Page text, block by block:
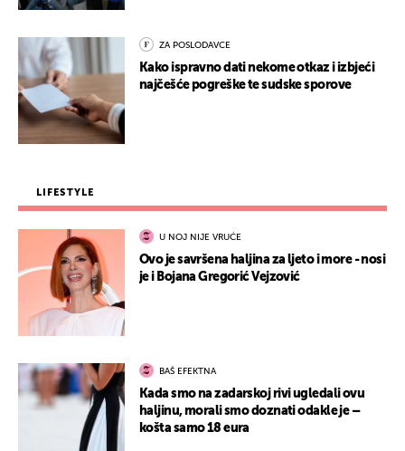
ZA POSLODAVCE
Kako ispravno dati nekome otkaz i izbjeći
najčešće pogreške te sudske sporove
LIFESTYLE
U NOJ NIJE VRUĆE
Ovo je savršena haljina za ljeto i more - nosi
je i Bojana Gregorić Vejzović
BAŠ EFEKTNA
Kada smo na zadarskoj rivi ugledali ovu
haljinu, morali smo doznati odakle je –
košta samo 18 eura